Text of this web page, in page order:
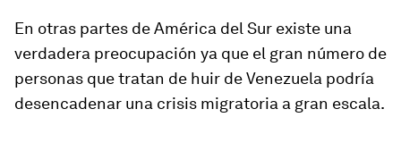
En otras partes de América del Sur existe una
verdadera preocupación ya que el gran número de
personas que tratan de huir de Venezuela podría
desencadenar una crisis migratoria a gran escala.